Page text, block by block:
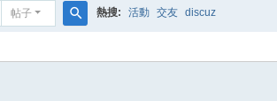
帖子
索
熱搜: 活動 交友 discuz